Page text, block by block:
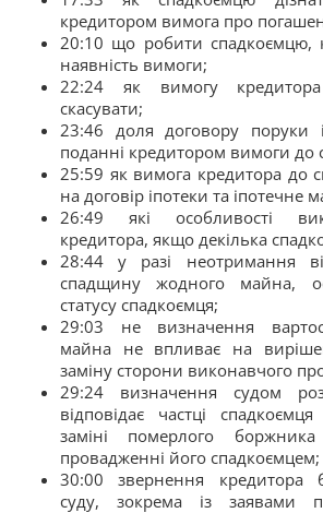
кредитором вимога про
20:10 що робити спадкоємцю,
наявність вимоги;
22:24 як вимогу
скасувати;
23:46 доля договору поруки
поданні кредитором вимоги до
25:59 як вимога кредитора до
на договір іпотеки та іпотечне
26:49 які особливості
кредитора, якщо декілька
28:44 у разі неотримання
спадщину жодного майна,
статусу спадкоємця;
29:03 не визначення
майна не впливає на
заміну сторони виконавчого
29:24 визначення судом
відповідає частці
заміні померлого
провадженні його спадкоємцем;
30:00 звернення кредитора
суду, зокрема із заявами